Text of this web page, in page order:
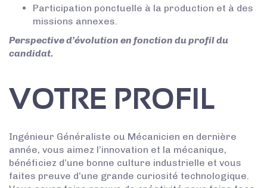
Participation ponctuelle à la production et à des
missions annexes.
Perspective d’évolution en fonction du profil du
candidat.
VOTRE PROFIL
Ingénieur Généraliste ou Mécanicien en dernière
année, vous aimez l’innovation et la mécanique,
bénéficiez d’une bonne culture industrielle et vous
faites preuve d’une grande curiosité technologique.